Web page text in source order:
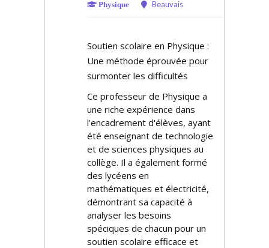
Physique Beauvais
Soutien scolaire en Physique :
Une méthode éprouvée pour
surmonter les difficultés
Ce professeur de Physique a
une riche expérience dans
l'encadrement d'élèves, ayant
été enseignant de technologie
et de sciences physiques au
collège. Il a également formé
des lycéens en
mathématiques et électricité,
démontrant sa capacité à
analyser les besoins
spécifiques de chacun pour un
soutien scolaire efficace et